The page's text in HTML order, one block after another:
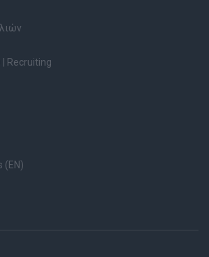
Recruiting
(EN)